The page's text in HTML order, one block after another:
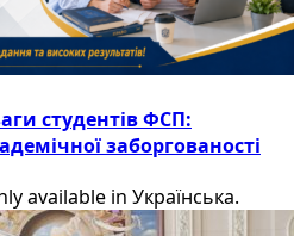
студентів ФСП:
заборгованості
available in Українська.